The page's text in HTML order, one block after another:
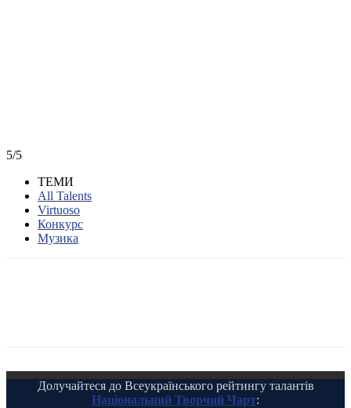
5/5
ТЕМИ
All Talents
Virtuoso
Конкурс
Музика
Долучайтеся до Всеукраїнського рейтингу талантів
Національний Творчий Чарт: